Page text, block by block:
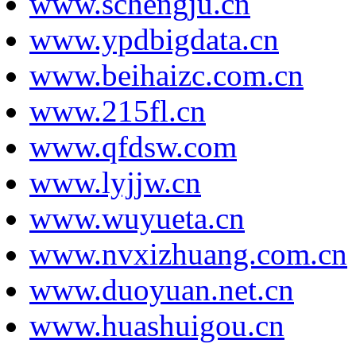
www.ypdbigdata.cn
www.beihaizc.com.cn
www.215fl.cn
www.qfdsw.com
www.lyjjw.cn
www.wuyueta.cn
www.nvxizhuang.com.cn
www.duoyuan.net.cn
www.huashuigou.cn